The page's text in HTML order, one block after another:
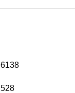
6138
528